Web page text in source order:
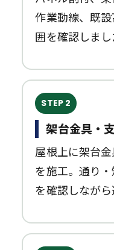
作業動線、既
囲を確認しまし
STEP 2
架台金具・
屋根上に架台
を施工。通り
を確認しながら